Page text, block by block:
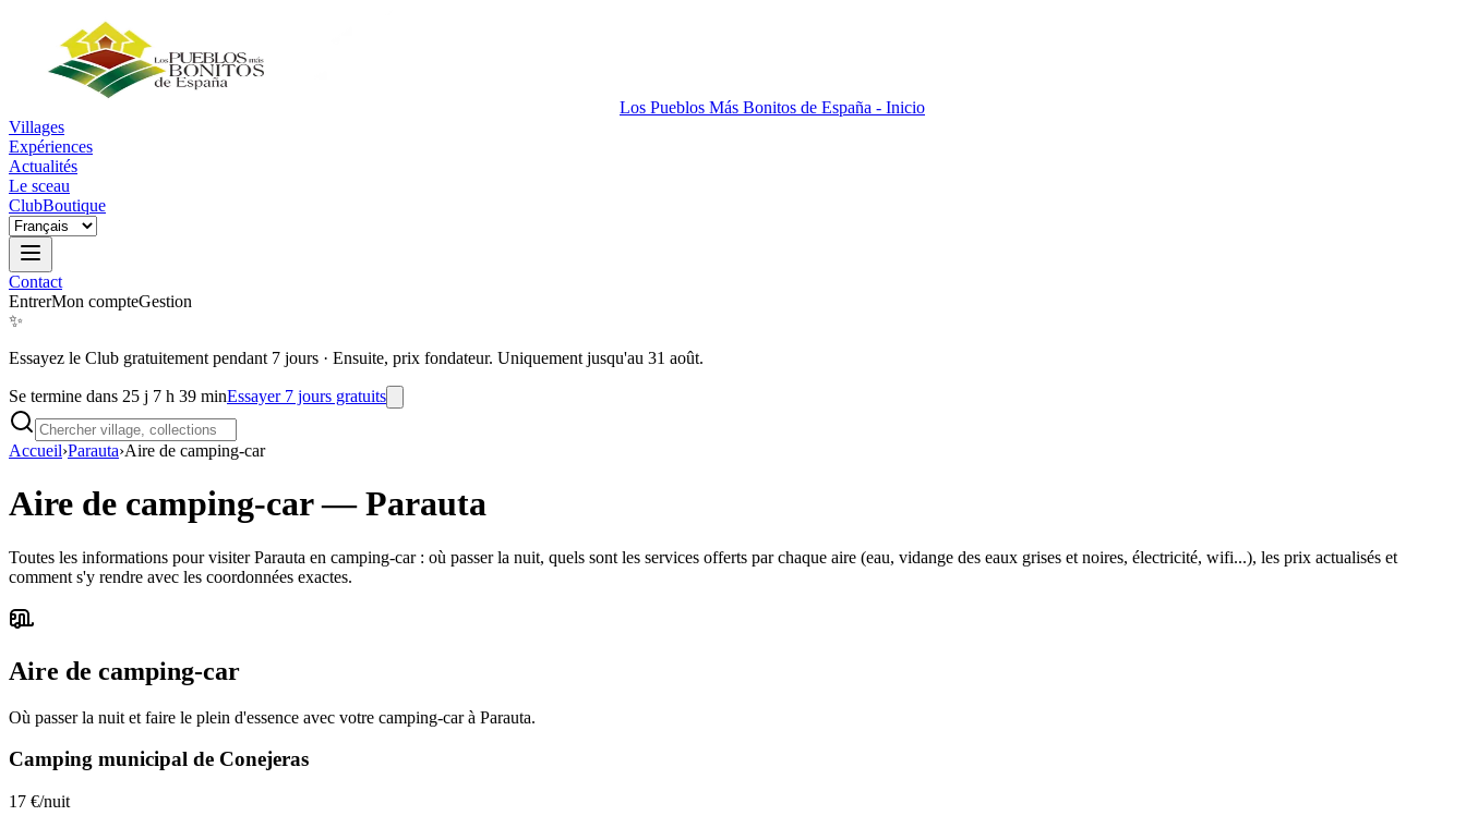
Los Pueblos Más Bonitos de España - Inicio
Villages
Expériences
Actualités
Le sceau
ClubBoutique
Contact
EntrerMon compteGestion
✨
Essayez le Club gratuitement pendant 7 jours · Ensuite, prix fondateur. Uniquement jusqu'au 31 août.
Se termine dans 25 j 7 h 39 minEssayer 7 jours gratuits
Accueil›Parauta›Aire de camping-car
Aire de camping-car—Parauta
Toutes les informations pour visiter Parauta en camping-car : où passer la nuit, quels sont les services offerts par chaque aire (eau, vidange des eaux grises et noires, électricité, wifi...), les prix actualisés et
comment s'y rendre avec les coordonnées exactes.
Aire de camping-car
Où passer la nuit et faire le plein d'essence avec votre camping-car à Parauta.
Camping municipal de Conejeras
17 €/nuit